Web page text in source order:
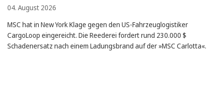
04. August 2026
MSC hat in New York Klage gegen den US-Fahrzeuglogistiker
CargoLoop eingereicht. Die Reederei fordert rund 230.000 $
Schadenersatz nach einem Ladungsbrand auf der »MSC Carlotta«.